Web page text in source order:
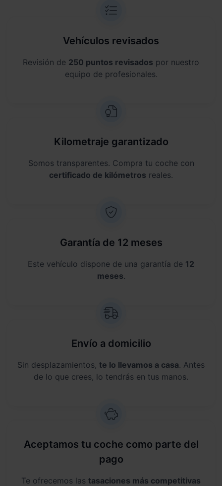
Vehículos revisados
Revisión de 250 puntos revisados por nuestro
equipo de profesionales.
Kilometraje garantizado
Somos transparentes. Compra tu coche con
certificado de kilómetros reales.
Garantía de 12 meses
Este vehículo dispone de una garantía de 12
meses.
Envío a domicilio
Sin desplazamientos, te lo llevamos a casa. Antes
de lo que crees, lo tendrás en tus manos.
Aceptamos tu coche como parte del
pago
Te ofrecemos las tasaciones más competitivas